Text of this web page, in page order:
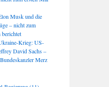
Musk und die
– nicht zum
Krieg: US-
David Sachs –
Merz